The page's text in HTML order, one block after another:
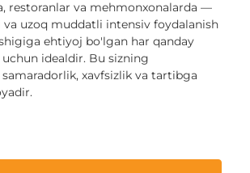
restoranlar va mehmonxonalarda —
va uzoq muddatli intensiv foydalanish
ehtiyoj bo'lgan har qanday
idealdir. Bu sizning
xavfsizlik va tartibga